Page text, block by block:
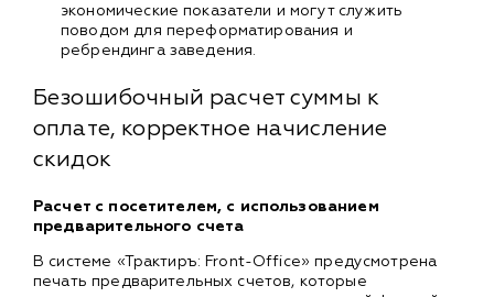
экономические показатели и могут служить
поводом для переформатирования и
ребрендинга заведения.
Безошибочный расчет суммы к
оплате, корректное начисление
скидок
Расчет с посетителем, с использованием
предварительного счета
В системе «Трактиръ: Front-Office» предусмотрена
печать предварительных счетов, которые